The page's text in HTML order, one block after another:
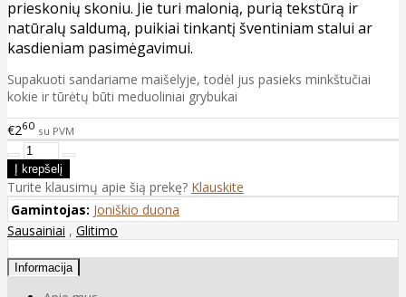
prieskonių skoniu. Jie turi malonią, purią tekstūrą ir
natūralų saldumą, puikiai tinkantį šventiniam stalui ar
kasdieniam pasimėgavimui.
Supakuoti sandariame maišelyje, todėl jus pasieks minkštučiai
kokie ir tūrėtų būti meduoliniai grybukai
€260 su PVM
Turite klausimų apie šią prekę? Klauskite
Gamintojas: Joniškio duona
Sausainiai , Glitimo
Informacija